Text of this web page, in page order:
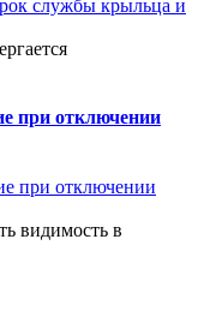
при отключении
видимость в